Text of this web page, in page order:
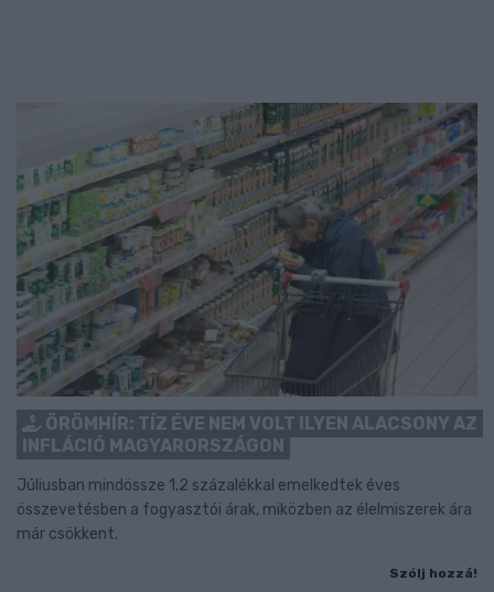
ÖRÖMHÍR: TÍZ ÉVE NEM VOLT ILYEN ALACSONY AZ
INFLÁCIÓ MAGYARORSZÁGON
Júliusban mindössze 1,2 százalékkal emelkedtek éves
összevetésben a fogyasztói árak, miközben az élelmiszerek ára
már csökkent.
Szólj hozzá!